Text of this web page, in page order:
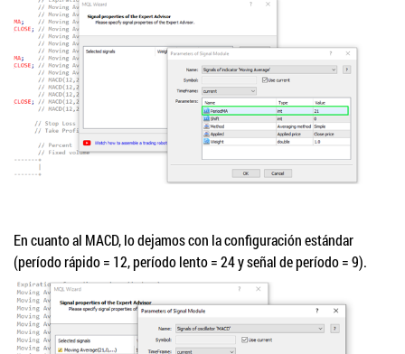
En cuanto al MACD, lo dejamos con la configuración estándar
(período rápido = 12, período lento = 24 y señal de período = 9).